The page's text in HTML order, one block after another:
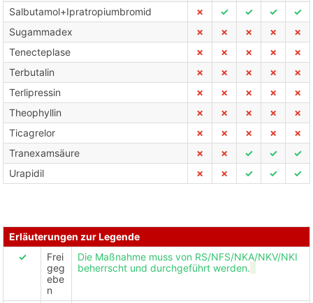
Salbutamol+Ipratropiumbromid
✗ ✓ ✓ ✓
✓
Sugammadex
✗ ✗ ✗ ✗
✗
Tenecteplase
✗ ✗ ✗ ✗
✗
Terbutalin
✗ ✗ ✗ ✗
✗
Terlipressin
✗ ✗ ✗ ✗
✗
Theophyllin
✗ ✗ ✗ ✗
✗
Ticagrelor
✗ ✗ ✗ ✗
✗
Tranexamsäure
✗ ✗ ✓ ✓
✓
Urapidil
✗ ✗ ✓ ✓ ✓
Erläuterungen zur Legende
✓
Frei
geg
ebe
n
Die Maßnahme muss von RS/NFS/NKA/NKV/NKI
beherrscht und durchgeführt werden.